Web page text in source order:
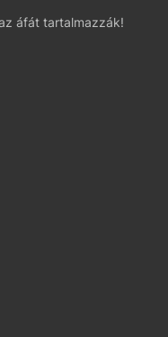
áfát tartalmazzák!